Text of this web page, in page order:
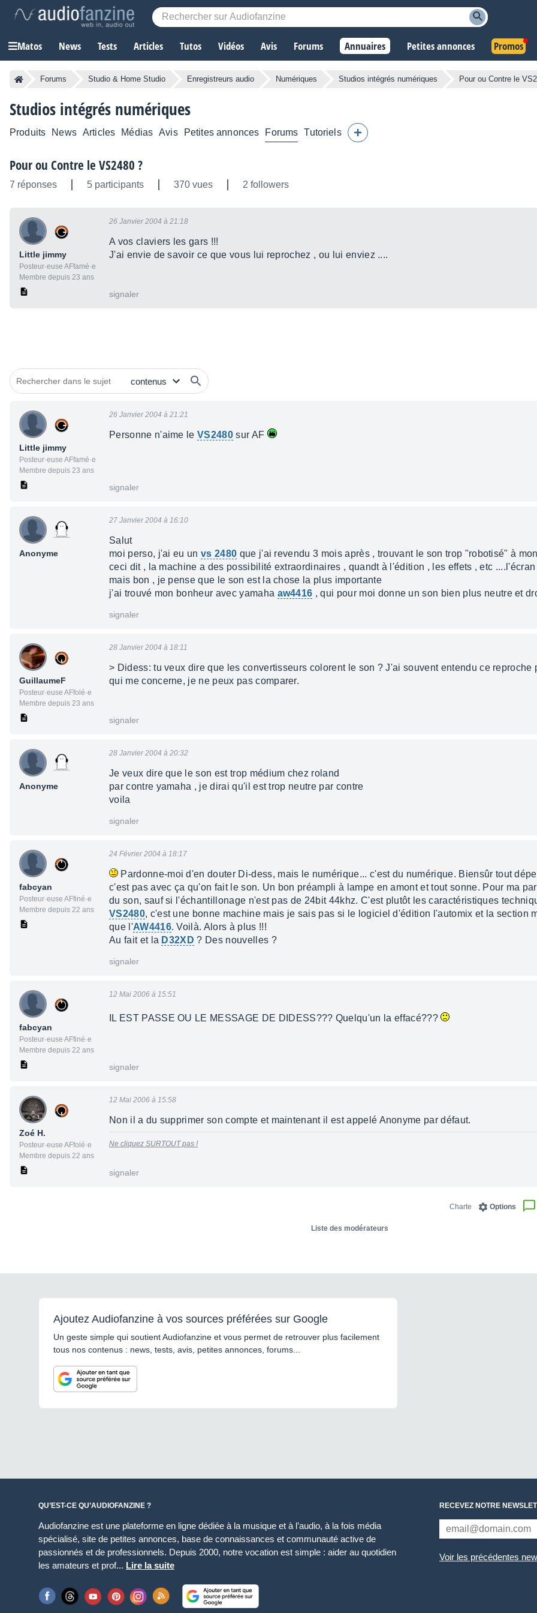
Matos News Tests Articles Tutos Vidéos Avis Forums Annuaires Petites annonces Promos
Forums Studio & Home Studio Enregistreurs audio Numériques Studios intégrés numériques Pour ou Contre le
Studios intégrés numériques
Produits News Articles Médias Avis Petites annonces Forums Tutoriels
Pour ou Contre le VS2480 ?
7 réponses 5 participants 370 vues 2 followers
Little jimmy
Posteur·euse AFfamé·e
Membre depuis 23 ans
26 Janvier 2004 à 21:18
A vos claviers les gars !!!
J'ai envie de savoir ce que vous lui reprochez , ou lui enviez ....
signaler
Little jimmy
Posteur·euse AFfamé·e
Membre depuis 23 ans
26 Janvier 2004 à 21:21
Personne n'aime leVS2480 sur AF
signaler
Anonyme
27 Janvier 2004 à 16:10
Salut
moi perso, j'ai eu unvs 2480 que j'ai revendu 3 mois après , trouvant le son trop "robotisé" à
ceci dit , la machine a des possibilité extraordinaires , quandt à l'édition , les effets , etc
mais bon , je pense que le son est la chose la plus importante
j'ai trouvé mon bonheur avec yamaha aw4416 , qui pour moi donne un son bien plus neutre et
signaler
GuillaumeF
Posteur·euse AFfolé·e
Membre depuis 23 ans
28 Janvier 2004 à 18:11
> Didess: tu veux dire que les convertisseurs colorent le son ? J'ai souvent entendu ce reproche
qui me concerne, je ne peux pas comparer.
signaler
Anonyme
28 Janvier 2004 à 20:32
Je veux dire que le son est trop médium chez roland
par contre yamaha , je dirai qu'il est trop neutre par contre
voila
signaler
fabcyan
Posteur·euse AFfiné·e
Membre depuis 22 ans
24 Février 2004 à 18:17
Pardonne-moi d'en douter Di-dess, mais le numérique... c'est du numérique. Biensûr tout
c'est pas avec ça qu'on fait le son. Un bon préampli à lampe en amont et tout sonne. Pour ma
du son, sauf si l'échantillonage n'est pas de 24bit 44khz. C'est plutôt les caractéristiques
VS2480, c'est une bonne machine mais je sais pas si le logiciel d'édition l'automix et la section
que l'AW4416. Voilà. Alors à plus !!!
Au fait et la D32XD ? Des nouvelles ?
signaler
fabcyan
Posteur·euse AFfiné·e
Membre depuis 22 ans
12 Mai 2006 à 15:51
IL EST PASSE OU LE MESSAGE DE DIDESS??? Quelqu'un la effacé???
signaler
Zoé H.
Posteur·euse AFfolé·e
Membre depuis 22 ans
12 Mai 2006 à 15:58
Non il a du supprimer son compte et maintenant il est appelé Anonyme par défaut.
Ne cliquez SURTOUT pas !
signaler
Options
Charte
Liste des modérateurs
Ajoutez Audiofanzine à vos sources préférées sur Google
Un geste simple qui soutient Audiofanzine et vous permet de retrouver plus facilement
tous nos contenus : news, tests, avis, petites annonces, forums...
QU’EST-CE QU’AUDIOFANZINE ?
Audiofanzine est une plateforme en ligne dédiée à la musique et à l’audio, à la fois média
spécialisé, site de petites annonces, base de connaissances et communauté active de
passionnés et de professionnels. Depuis 2000, notre vocation est simple : aider au quotidien
les amateurs et prof... Lire la suite
RECEVEZ NOTRE
Voir les précédentes